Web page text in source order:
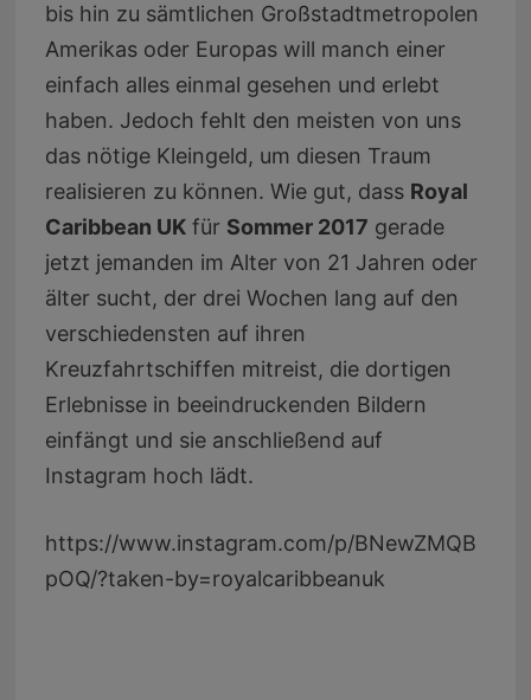
bis hin zu sämtlichen Großstadtmetropolen
Amerikas oder Europas will manch einer
einfach alles einmal gesehen und erlebt
haben. Jedoch fehlt den meisten von uns
das nötige Kleingeld, um diesen Traum
realisieren zu können. Wie gut, dass Royal
Caribbean UKfür Sommer 2017 gerade
jetzt jemanden im Alter von 21 Jahren oder
älter sucht, der drei Wochen lang auf den
verschiedensten auf ihren
Kreuzfahrtschiffen mitreist, die dortigen
Erlebnisse in beeindruckenden Bildern
einfängt und sie anschließend auf
Instagram hoch lädt.
https://www.instagram.com/p/BNewZMQB
pOQ/?taken-by=royalcaribbeanuk